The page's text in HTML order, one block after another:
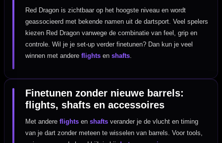
Red Dragon is zichtbaar op het hoogste niveau en wordt
geassocieerd met bekende namen uit de dartsport. Veel spelers
kiezen Red Dragon vanwege de combinatie van feel, grip en
controle. Wil je je set-up verder finetunen? Dan kun je veel
winnen met andereflights enshafts.
Finetunen zonder nieuwe barrels:
flights, shafts en accessoires
Met andereflights enshafts verander je de vlucht en timing
van je dart zonder meteen te wisselen van barrels. Voor tools,